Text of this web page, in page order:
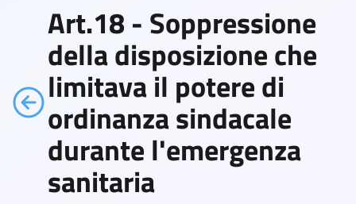
Art.18 - Soppressione
della disposizione che
limitava il potere di
ordinanza sindacale
durante l'emergenza
sanitaria